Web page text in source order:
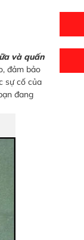
và quấn
đảm bảo
sự cố của
đang